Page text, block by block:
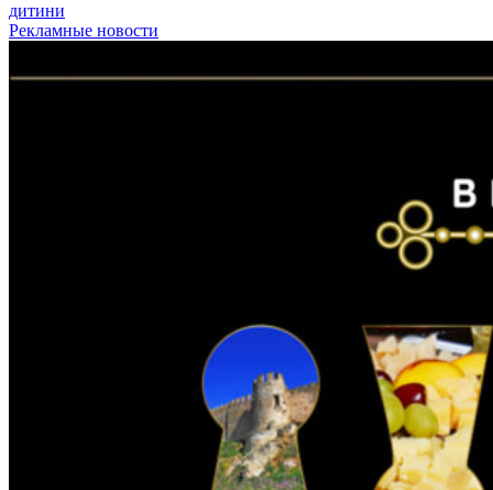
дитини
Рекламные новости